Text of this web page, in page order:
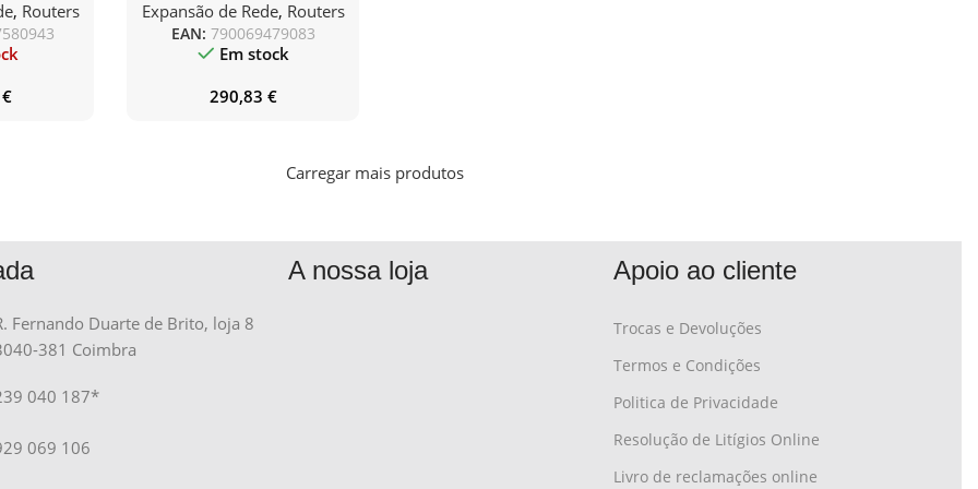
Ports,
, Routers
€
2.4GHz 5GHz/ 8 Antenas
Expansão de Rede, Routers
EAN: 790069479083
Em stock
290,83 €
Carregar mais produtos
Fernando Duarte de Brito, loja 8
381 Coimbra
040 187*
069 106
A nossa loja Apoio ao cliente
Trocas e Devoluções
Termos e Condições
Politica de Privacidade
Resolução de Litígios Online
Livro de reclamações online